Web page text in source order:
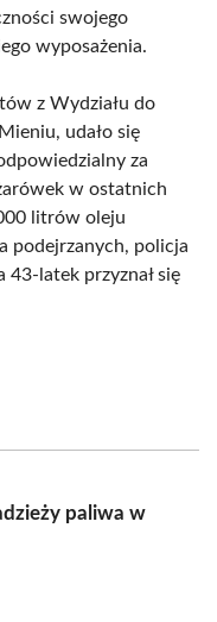
swojego
wyposażenia.
z Wydziału do
udało się
za
w ostatnich
litrów oleju
podejrzanych, policja
43-latek przyznał się
paliwa w